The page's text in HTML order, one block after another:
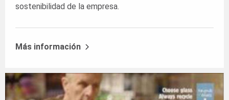
sostenibilidad de la empresa.
Más información